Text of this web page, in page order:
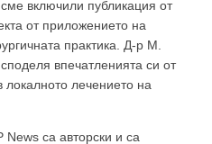
сме включили публикация от
от приложението на
практика. Д-р М.
впечатленията си от
лечението на
News са авторски и са